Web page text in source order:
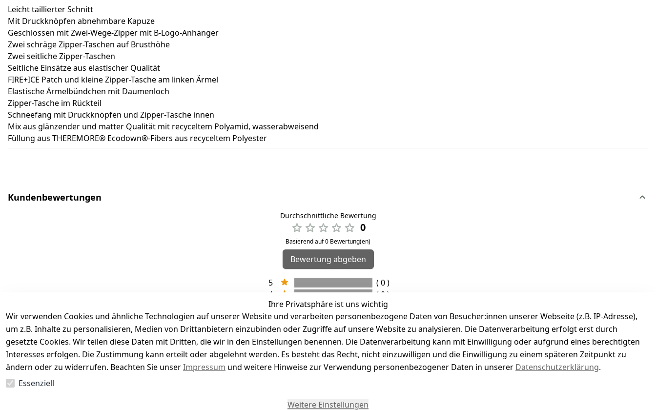
Leicht taillierter Schnitt
Mit Druckknöpfen abnehmbare Kapuze
Geschlossen mit Zwei-Wege-Zipper mit B-Logo-Anhänger
Zwei schräge Zipper-Taschen auf Brusthöhe
Zwei seitliche Zipper-Taschen
Seitliche Einsätze aus elastischer Qualität
FIRE+ICE Patch und kleine Zipper-Tasche am linken Ärmel
Elastische Ärmelbündchen mit Daumenloch
Zipper-Tasche im Rückteil
Schneefang mit Druckknöpfen und Zipper-Tasche innen
Mix aus glänzender und matter Qualität mit recyceltem Polyamid, wasserabweisend
Füllung aus THEREMORE® Ecodown®-Fibers aus recyceltem Polyester
Kundenbewertungen
Durchschnittliche Bewertung
0
Basierend auf 0 Bewertung(en)
Bewertung abgeben
5
( 0 )
4
( 0 )
3
( 0 )
2
( 0 )
1
( 0 )
Es hat noch niemand eine Bewertung für diesen Artikel abgegeben
Ihre Privatsphäre ist uns wichtig
Wir verwenden Cookies und ähnliche Technologien auf unserer Website und verarbeiten personenbezogene Daten von Besucher:innen unserer Webseite (z.B. IP-Adresse),
um z.B. Inhalte zu personalisieren, Medien von Drittanbietern einzubinden oder Zugriffe auf unsere Website zu analysieren. Die Datenverarbeitung erfolgt erst durch
gesetzte Cookies. Wir teilen diese Daten mit Dritten, die wir in den Einstellungen benennen. Die Datenverarbeitung kann mit Einwilligung oder aufgrund eines berechtigten
Interesses erfolgen. Die Zustimmung kann erteilt oder abgelehnt werden. Es besteht das Recht, nicht einzuwilligen und die Einwilligung zu einem späteren Zeitpunkt zu
ändern oder zu widerrufen. Beachten Sie unserImpressum und weitere Hinweise zur Verwendung personenbezogener Daten in unserer Datenschutzerklärung.
Essenziell
Weitere Einstellungen